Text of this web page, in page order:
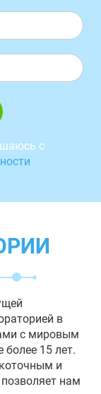
с
в
с мировым
более 15 лет.
и
нам